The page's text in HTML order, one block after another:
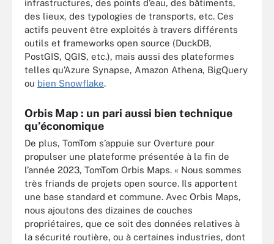
infrastructures, des points d’eau, des bâtiments,
des lieux, des typologies de transports, etc. Ces
actifs peuvent être exploités à travers différents
outils et frameworks open source (DuckDB,
PostGIS, QGIS, etc.), mais aussi des plateformes
telles qu’Azure Synapse, Amazon Athena, BigQuery
ou bien Snowflake.
Orbis Map : un pari aussi bien technique
qu’économique
De plus, TomTom s’appuie sur Overture pour
propulser une plateforme présentée à la fin de
l’année 2023, TomTom Orbis Maps. « Nous sommes
très friands de projets open source. Ils apportent
une base standard et commune. Avec Orbis Maps,
nous ajoutons des dizaines de couches
propriétaires, que ce soit des données relatives à
la sécurité routière, ou à certaines industries, dont